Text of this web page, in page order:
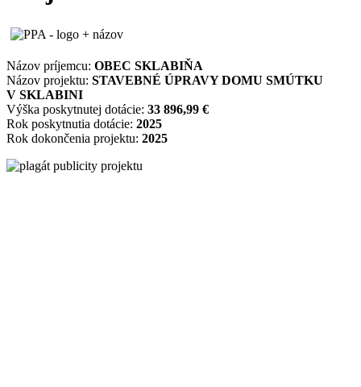
Názov príjemcu: OBEC SKLABIŇA
Názov projektu: STAVEBNÉ ÚPRAVY DOMU SMÚTKU
V SKLABINI
Výška poskytnutej dotácie: 33 896,99 €
Rok poskytnutia dotácie: 2025
Rok dokončenia projektu: 2025